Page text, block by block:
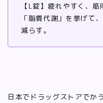
【L錠】疲れやすく、
「脂質代謝」を挙げて
減らす。
日本でドラッグストアでか